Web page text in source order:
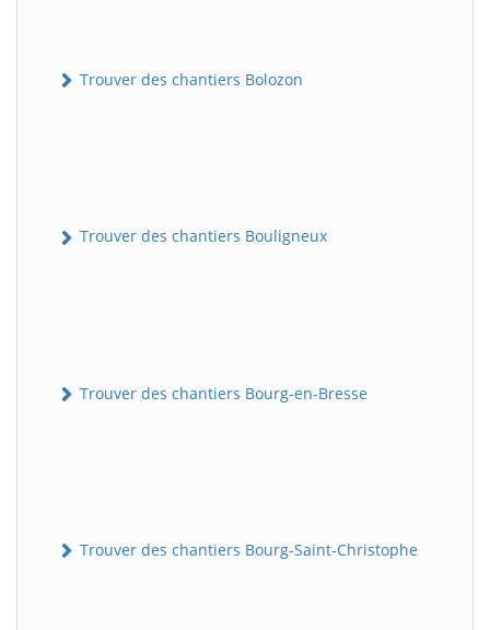
Trouver des chantiers Bolozon
Trouver des chantiers Bouligneux
Trouver des chantiers Bourg-en-Bresse
Trouver des chantiers Bourg-Saint-Christophe